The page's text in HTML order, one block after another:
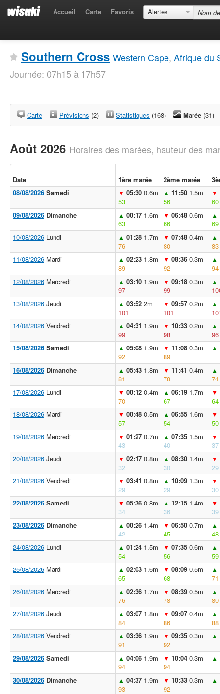
Accueil Carte Favoris Alertes
Southern Cross Western Cape, Afrique du
Journée: 07h15 à 17h57
Carte Prévisions (2) Statistiques (168) Marée (31)
Août 2026 Horaires des marées, hauteur des
Date 1ère marée 2ème marée
08/08/2026 Samedi ▼ 05:30 0.6m
53
▲ 11:50 1.5m
56
▼
60
09/08/2026 Dimanche ▲ 00:17 1.6m
63
▼ 06:48 0.6m
66
▲
69
10/08/2026 Lundi ▲ 01:28 1.7m
76
▼ 07:48 0.4m
80
▲
83
11/08/2026 Mardi ▲ 02:23 1.8m
89
▼ 08:36 0.3m
92
▲
94
12/08/2026 Mercredi ▲ 03:10 1.9m
97
▼ 09:18 0.3m
99
▲
13/08/2026 Jeudi ▲ 03:52 2m
101
▼ 09:57 0.2m
101
▲
14/08/2026 Vendredi ▲ 04:31 1.9m
99
▼ 10:33 0.2m
98
▲
96
15/08/2026 Samedi ▲ 05:08 1.9m
92
▼ 11:08 0.3m
89
▲
16/08/2026 Dimanche ▲ 05:43 1.8m
81
▼ 11:41 0.4m
78
▲
74
17/08/2026 Lundi ▼ 00:12 0.4m
70
▲ 06:19 1.7m
67
▼
64
18/08/2026 Mardi ▼ 00:48 0.5m
57
▲ 06:55 1.6m
54
▼
50
19/08/2026 Mercredi ▼ 01:27 0.7m
43
▲ 07:35 1.5m
40
▼
37
20/08/2026 Jeudi ▼ 02:17 0.8m
32
▲ 08:30 1.4m
30
▼
29
21/08/2026 Vendredi ▼ 03:41 0.8m
29
▲ 10:09 1.3m
29
▼
30
22/08/2026 Samedi ▼ 05:36 0.8m
34
▲ 12:15 1.4m
36
▼
39
23/08/2026 Dimanche ▲ 00:26 1.4m
42
▼ 06:50 0.7m
45
▲
48
24/08/2026 Lundi ▲ 01:24 1.5m
54
▼ 07:35 0.6m
56
▲
59
25/08/2026 Mardi ▲ 02:03 1.6m
65
▼ 08:09 0.5m
68
▲
71
26/08/2026 Mercredi ▲ 02:36 1.7m
76
▼ 08:39 0.5m
78
▲
80
27/08/2026 Jeudi ▲ 03:07 1.8m
84
▼ 09:07 0.4m
86
▲
88
28/08/2026 Vendredi ▲ 03:36 1.9m
91
▼ 09:35 0.3m
92
▲
29/08/2026 Samedi ▲ 04:06 1.9m
94
▼ 10:04 0.3m
94
▲
30/08/2026 Dimanche ▲ 04:37 1.9m
93
▼ 10:33 0.3m
92
▲